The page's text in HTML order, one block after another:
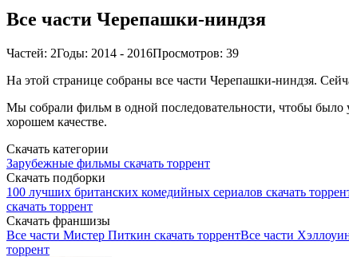
Все части Черепашки-ниндзя
Частей: 2Годы: 2014 - 2016Просмотров: 39
На этой странице собраны все части Черепашки-ниндзя.
Мы собрали фильм в одной последовательности, чтобы было
хорошем качестве.
Скачать категории
Зарубежные фильмы скачать торрент
Скачать подборки
100 лучших британских комедийных сериалов скачать
скачать торрент
Скачать франшизы
Все части Мистер Питкин скачать торрентВсе части
торрент